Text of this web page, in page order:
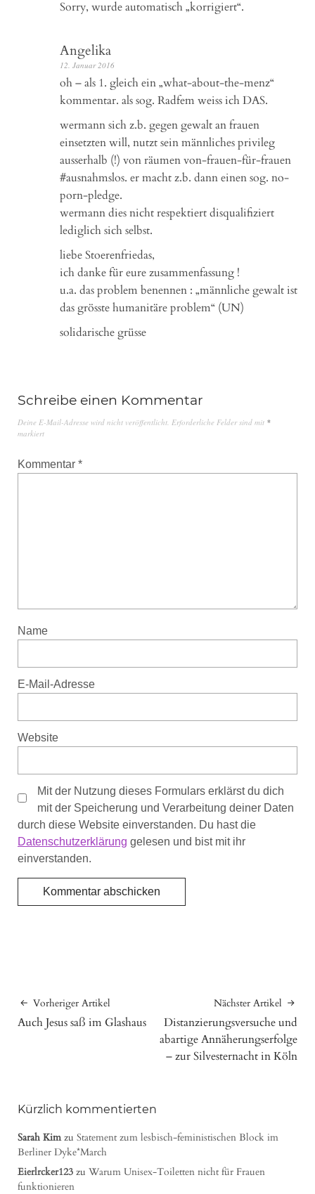
Sorry, wurde automatisch „korrigiert“.
Angelika
12. Januar 2016
oh – als 1. gleich ein „what-about-the-menz“
kommentar. als sog. Radfem weiss ich DAS.
wermann sich z.b. gegen gewalt an frauen
einsetzten will, nutzt sein männliches privileg
ausserhalb (!) von räumen von-frauen-für-frauen
#ausnahmslos. er macht z.b. dann einen sog. no-
porn-pledge.
wermann dies nicht respektiert disqualifiziert
lediglich sich selbst.
liebe Stoerenfriedas,
ich danke für eure zusammenfassung !
u.a. das problem benennen : „männliche gewalt ist
das grösste humanitäre problem“ (UN)
solidarische grüsse
Schreibe einen Kommentar
Deine E-Mail-Adresse wird nicht veröffentlicht. Erforderliche Felder sind mit *
markiert
Kommentar *
Name
E-Mail-Adresse
Website
Mit der Nutzung dieses Formulars erklärst du dich
mit der Speicherung und Verarbeitung deiner Daten
durch diese Website einverstanden. Du hast die
Datenschutzerklärung gelesen und bist mit ihr
einverstanden.
Vorheriger Artikel
Auch Jesus saß im Glashaus
Nächster Artikel
Distanzierungsversuche und
abartige Annäherungserfolge
– zur Silvesternacht in Köln
Kürzlich kommentierten
Sarah Kimzu Statement zum lesbisch-feministischen Block im
Berliner Dyke*March
Eierlrcker123 zu Warum Unisex-Toiletten nicht für Frauen
funktionieren